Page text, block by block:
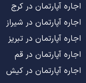
اجاره آپارتمان در کرج
اجاره آپارتمان در شیراز
اجاره آپارتمان در تبریز
اجاره آپارتمان در قم
اجاره آپارتمان در کیش